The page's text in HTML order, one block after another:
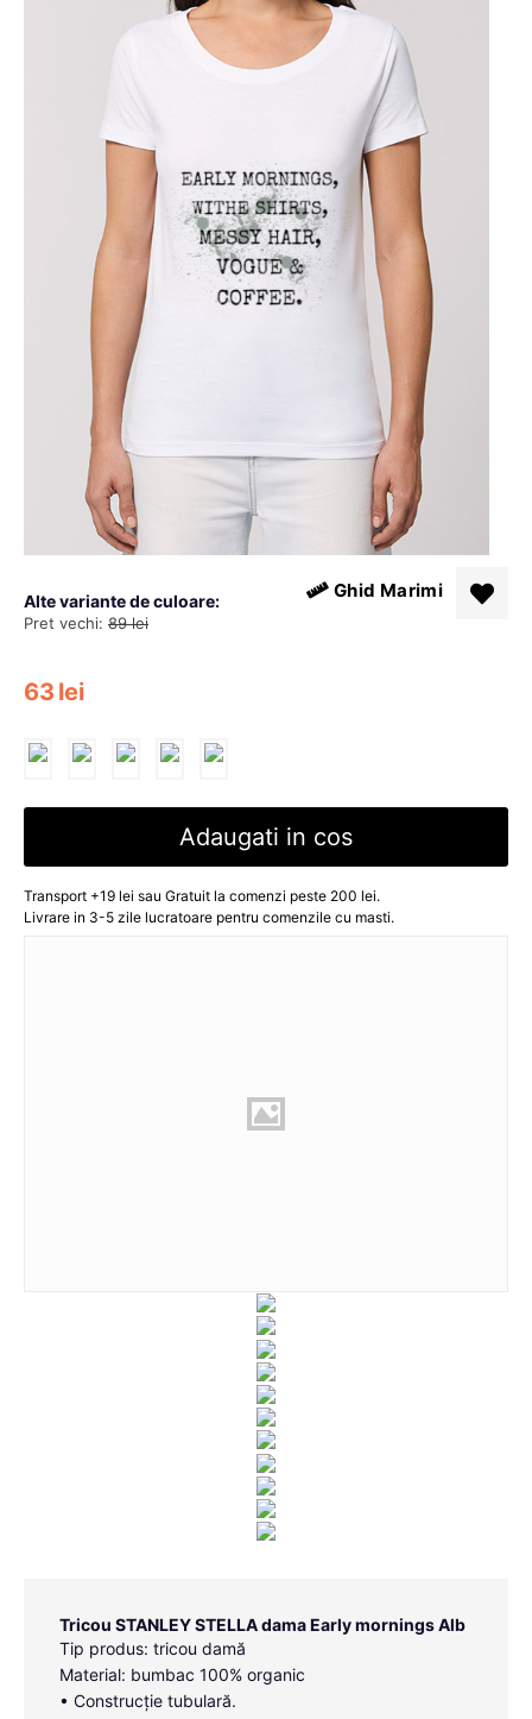
Pret vechi: 89 lei
63 lei
Alte variante de culoare: Ghid Marimi
Adaugati in cos
Transport +19 lei sau Gratuit la comenzi peste 200 lei.
Livrare in 3-5 zile lucratoare pentru comenzile cu masti.
Tricou STANLEY STELLA dama Early mornings Alb
Tip produs: tricou damă
Material: bumbac 100% organic
• Construcție tubulară.